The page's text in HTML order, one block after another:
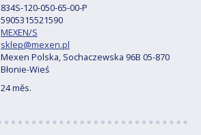
834S-120-050-65-00-P
5905315521590
MEXEN/S
sklep@mexen.pl
Mexen Polska, Sochaczewska 96B 05-870
Błonie-Wieś
24 měs.